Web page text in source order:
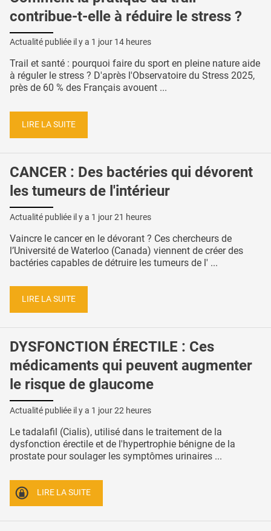
contribue-t-elle à réduire le stress ?
Actualité publiée il y a 1 jour 14 heures
Trail et santé : pourquoi faire du sport en pleine nature aide
à réguler le stress ? D'après l'Observatoire du Stress 2025,
près de 60 % des Français avouent ...
LIRE LA SUITE
CANCER : Des bactéries qui dévorent
les tumeurs de l'intérieur
Actualité publiée il y a 1 jour 21 heures
Vaincre le cancer en le dévorant ? Ces chercheurs de
l’Université de Waterloo (Canada) viennent de créer des
bactéries capables de détruire les tumeurs de l' ...
LIRE LA SUITE
DYSFONCTION ÉRECTILE : Ces
médicaments qui peuvent augmenter
le risque de glaucome
Actualité publiée il y a 1 jour 22 heures
Le tadalafil (Cialis), utilisé dans le traitement de la
dysfonction érectile et de l'hypertrophie bénigne de la
prostate pour soulager les symptômes urinaires ...
LIRE LA SUITE